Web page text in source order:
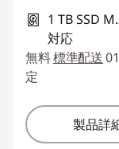
1 TB SSD
対応
無料標準配送
定
製品詳